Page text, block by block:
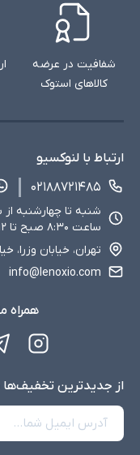
تومان را انتخاب
این لپ‌تاپ‌ها برای طیف
دستگاهی اقتصادی و
گروه‌های هدف:
گزینه‌ای
کاربران اداری:
Office و مدیریت فایل‌ها.
برنامه‌نویسان مبتدی:
شفافیت در عرضه
کالاهای استوک
ارتباط با لنوکسیو
۰۲۱۸۸۷۲۱۴۸۵
ساعت ۸:۳۰ صبح تا ۱۲ ظهر
تهران، خیابان وزرا،
info@lenoxio.com
همراه
از جدید‌ترین تخفیف‌ها